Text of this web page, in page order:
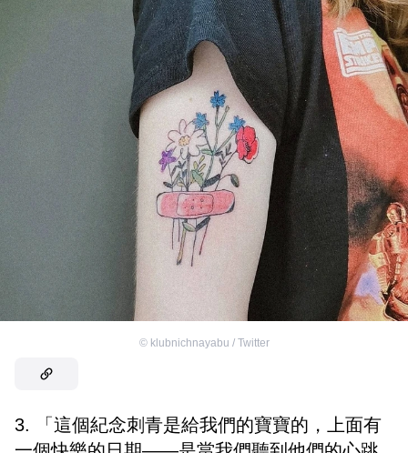
© klubnichnayabu / Twitter
3. 「這個紀念刺青是給我們的寶寶的，上面有